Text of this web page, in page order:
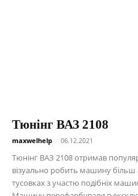
Тюнінг ВАЗ 2108
maxwelhelp - 06.12.2021
Тюнінг ВАЗ 2108 отримав
візуально робить машину
тусовках з участю подібніх